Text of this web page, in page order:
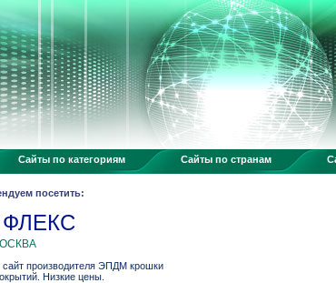
Сайты по категориям Сайты по странам
посетить:
производителя ЭПДМ крошки
Низкие цены.